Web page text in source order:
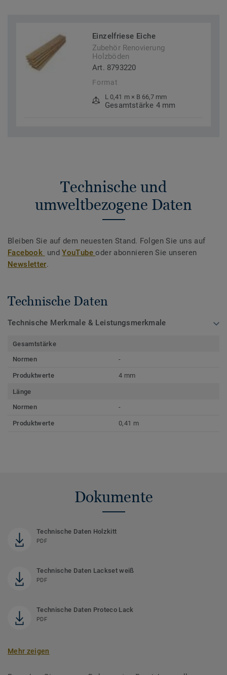
Einzelfriese Eiche
Zubehör Renovierung
Holzböden
Art. 8793220
Format
L 0,41 m × B 66,7 mm
Gesamtstärke 4 mm
Technische und
umweltbezogene Daten
Bleiben Sie auf dem neuesten Stand. Folgen Sie uns auf
Facebook undYouTubeoder abonnieren Sie unseren
Newsletter.
Technische Daten
Technische Merkmale & Leistungsmerkmale
Gesamtstärke
Normen
-
Produktwerte 4 mm
Länge
Normen
-
Produktwerte 0,41 m
Dokumente
Technische Daten Holzkitt
PDF
Technische Daten Lackset weiß
PDF
Technische Daten Proteco Lack
PDF
Mehr zeigen